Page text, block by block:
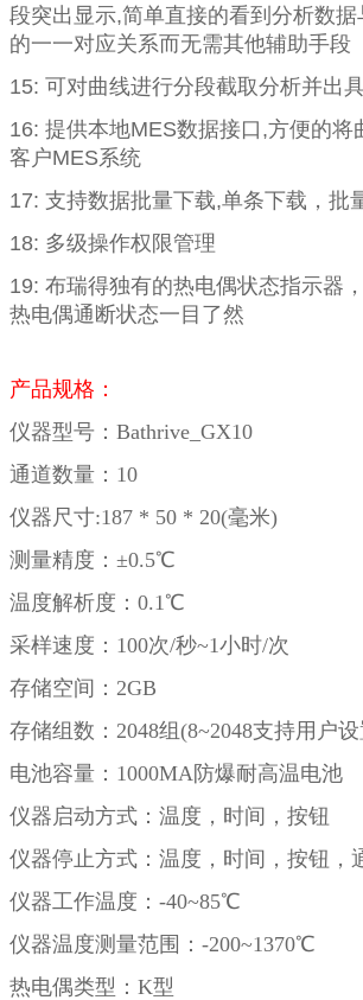
段突出显示,简单直接的看到分析数
的一一对应关系而无需其他辅助手段
15: 可对曲线进行分段截取分析并出
16: 提供本地MES数据接口 ,方便的将
客户MES系统
17: 支持数据批量下载,单条下载，批
18: 多级操作权限管理
19: 布瑞得独有的热电偶状态指示器
热电偶通断状态一目了然
产品规格：
仪器型号：Bathrive_GX10
通道数量：10
仪器尺寸:187 * 50 * 20(毫米)
测量精度：±0.5℃
温度解析度：0.1℃
采样速度：100次/秒~1小时/次
存储空间：2GB
存储组数：2048组(8~2048支持用户
电池容量：1000MA防爆耐高温电池
仪器启动方式：温度，时间，按钮
仪器停止方式：温度，时间，按钮，
仪器工作温度：-40~85℃
仪器温度测量范围：-200~1370℃
热电偶类型：K型